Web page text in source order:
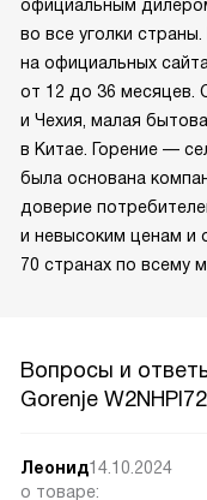
официальным
во все уголки
на официальных
от 12 до 36 месяцев.
и Чехия, малая
в Китае. Горение —
была основана
доверие
и невысоким ценам и
70 странах по всему
Вопросы и
Gorenje
Леонид14.10.2024
о товаре: